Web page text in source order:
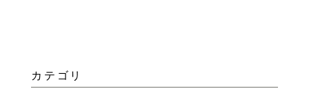
カテゴリ